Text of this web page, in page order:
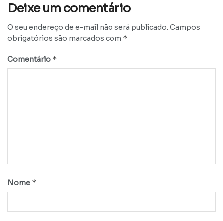
Deixe um comentário
O seu endereço de e-mail não será publicado. Campos
obrigatórios são marcados com *
Comentário *
Nome *